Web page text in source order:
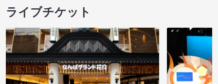
ライブチケット